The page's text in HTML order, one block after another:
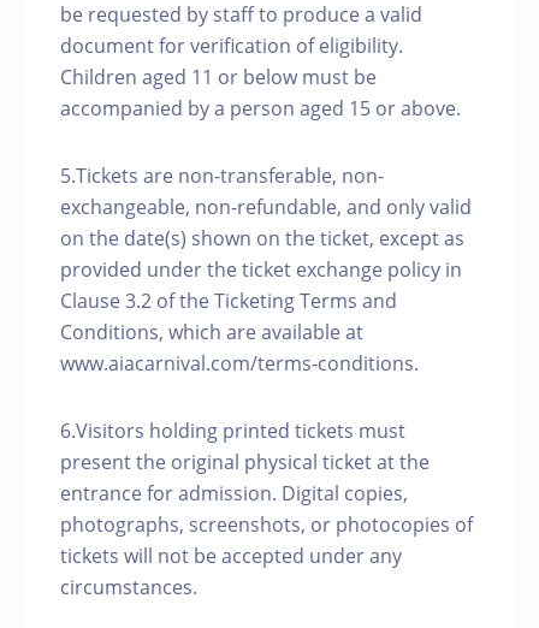
be requested by staff to produce a valid
document for verification of eligibility.
Children aged 11 or below must be
accompanied by a person aged 15 or above.
5.Tickets are non-transferable, non-
exchangeable, non-refundable, and only valid
on the date(s) shown on the ticket, except as
provided under the ticket exchange policy in
Clause 3.2 of the Ticketing Terms and
Conditions, which are available at
www.aiacarnival.com/terms-conditions.
6.Visitors holding printed tickets must
present the original physical ticket at the
entrance for admission. Digital copies,
photographs, screenshots, or photocopies of
tickets will not be accepted under any
circumstances.